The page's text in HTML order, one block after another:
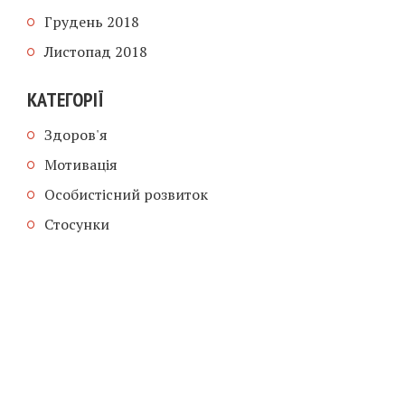
Грудень 2018
Листопад 2018
КАТЕГОРІЇ
Здоров'я
Мотивація
Особистісний розвиток
Стосунки